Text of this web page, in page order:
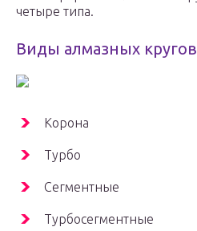
четыре типа.
Виды алмазных кругов
Корона
Турбо
Сегментные
Турбосегментные